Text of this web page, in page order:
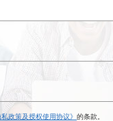
私政策及授权使用协议》 的条款。